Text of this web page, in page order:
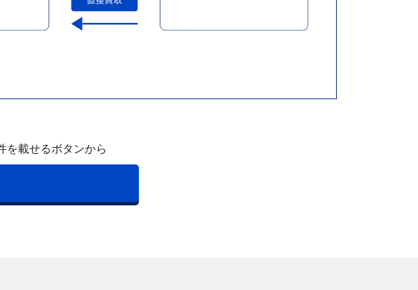
を載せるボタンから